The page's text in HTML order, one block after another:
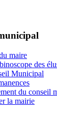
maire
des
Municipal
du conseil
la mairie